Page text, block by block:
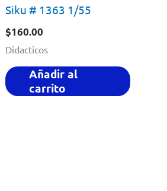
Siku # 1363 1/55
$160.00
Didacticos
Añadir al
carrito